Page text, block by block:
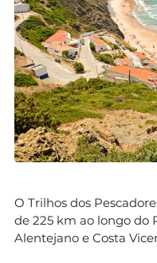
O Trilhos dos
de 225 km ao longo do
Alentejano e Costa